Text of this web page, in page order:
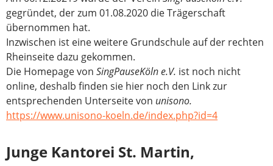
gegründet, der zum 01.08.2020 die Trägerschaft
übernommen hat.
Inzwischen ist eine weitere Grundschule auf der rechten
Rheinseite dazu gekommen.
Die Homepage von SingPauseKöln e.V. ist noch nicht
online, deshalb finden sie hier noch den Link zur
entsprechenden Unterseite von unisono.
https://www.unisono-koeln.de/index.php?id=4
Junge Kantorei St. Martin,